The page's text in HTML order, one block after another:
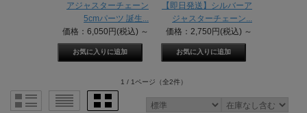
アジャスターチェーン
5cmパーツ 誕生...
価格：6,050円(税込) ～
【即日発送】シルバーア
ジャスターチェーン...
価格：2,750円(税込) ～
1 / 1ページ （全2件）